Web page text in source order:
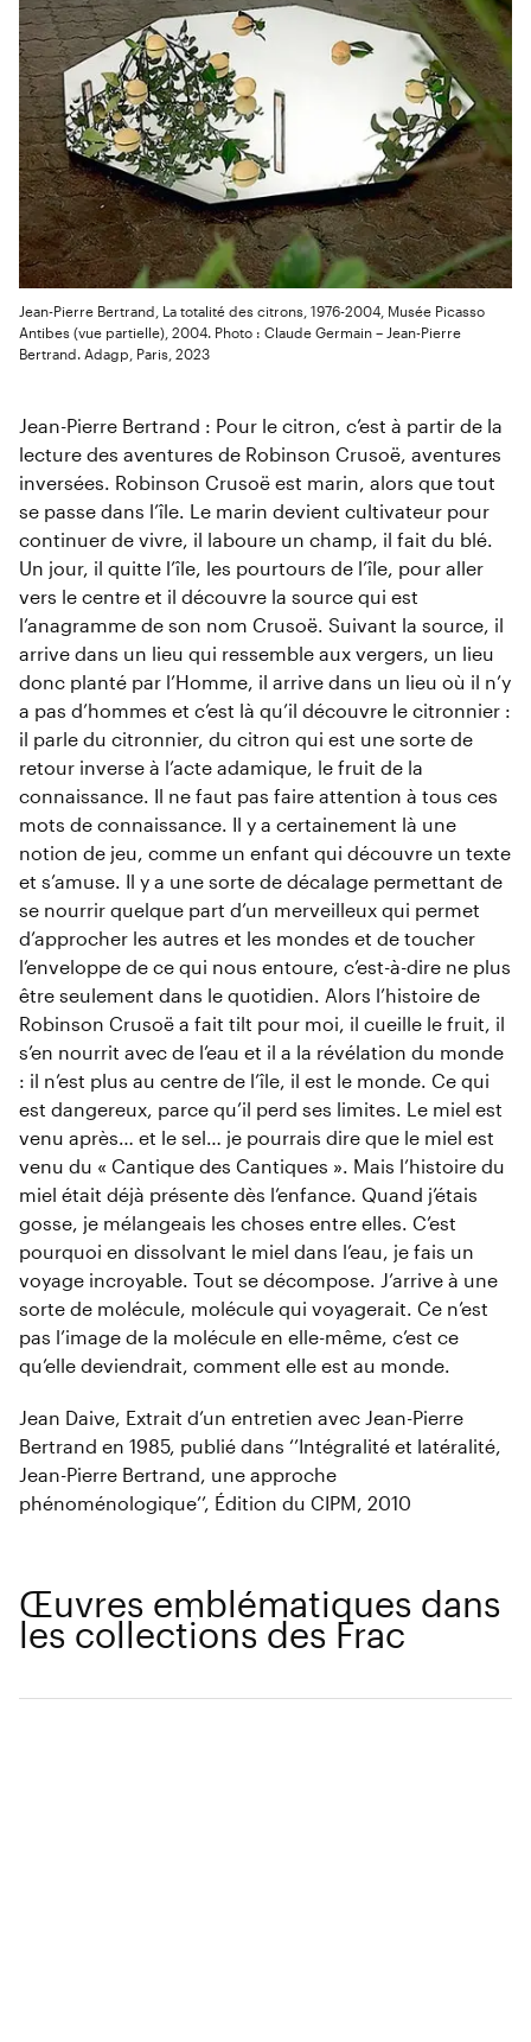
Jean-Pierre Bertrand, La totalité des citrons, 1976-2004, Musée Picasso
Antibes (vue partielle), 2004. Photo : Claude Germain – Jean-Pierre
Bertrand. Adagp, Paris, 2023
Jean-Pierre Bertrand : Pour le citron, c’est à partir de la
lecture des aventures de Robinson Crusoë, aventures
inversées. Robinson Crusoë est marin, alors que tout
se passe dans l’île. Le marin devient cultivateur pour
continuer de vivre, il laboure un champ, il fait du blé.
Un jour, il quitte l’île, les pourtours de l’île, pour aller
vers le centre et il découvre la source qui est
l’anagramme de son nom Crusoë. Suivant la source, il
arrive dans un lieu qui ressemble aux vergers, un lieu
donc planté par l’Homme, il arrive dans un lieu où il n’y
a pas d’hommes et c’est là qu’il découvre le citronnier :
il parle du citronnier, du citron qui est une sorte de
retour inverse à l’acte adamique, le fruit de la
connaissance. Il ne faut pas faire attention à tous ces
mots de connaissance. Il y a certainement là une
notion de jeu, comme un enfant qui découvre un texte
et s’amuse. Il y a une sorte de décalage permettant de
se nourrir quelque part d’un merveilleux qui permet
d’approcher les autres et les mondes et de toucher
l’enveloppe de ce qui nous entoure, c’est-à-dire ne plus
être seulement dans le quotidien. Alors l’histoire de
Robinson Crusoë a fait tilt pour moi, il cueille le fruit, il
s’en nourrit avec de l’eau et il a la révélation du monde
: il n’est plus au centre de l’île, il est le monde. Ce qui
est dangereux, parce qu’il perd ses limites. Le miel est
venu après… et le sel… je pourrais dire que le miel est
venu du « Cantique des Cantiques ». Mais l’histoire du
miel était déjà présente dès l’enfance. Quand j’étais
gosse, je mélangeais les choses entre elles. C’est
pourquoi en dissolvant le miel dans l’eau, je fais un
voyage incroyable. Tout se décompose. J’arrive à une
sorte de molécule, molécule qui voyagerait. Ce n’est
pas l’image de la molécule en elle-même, c’est ce
qu’elle deviendrait, comment elle est au monde.
Jean Daive, Extrait d’un entretien avec Jean-Pierre
Bertrand en 1985, publié dans ‘’Intégralité et latéralité,
Jean-Pierre Bertrand, une approche
phénoménologique’’, Édition du CIPM, 2010
Œuvres emblématiques dans
les collections des Frac